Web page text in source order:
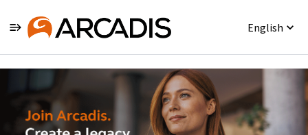
English
Single
Position